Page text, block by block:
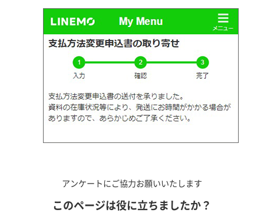
アンケートにご協力お願いいたします
このページは役に立ちましたか？